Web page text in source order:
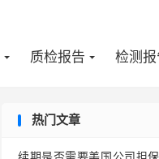
质检报告 检测报
热门文章
续期是否需要美国公司担